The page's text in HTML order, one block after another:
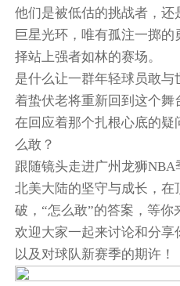
他们是被低估的挑战者，
巨星光环，唯有孤注一掷
择站上强者如林的赛场。
是什么让一群年轻球员敢
着蛰伏老将重新回到这个
在回应着那个扎根心底的
么敢？
跟随镜头走进广州龙狮
北美大陆的坚守与成长，在
破，“怎么敢”的答案，等你
欢迎大家一起来讨论和分享
以及对球队新赛季的期许！